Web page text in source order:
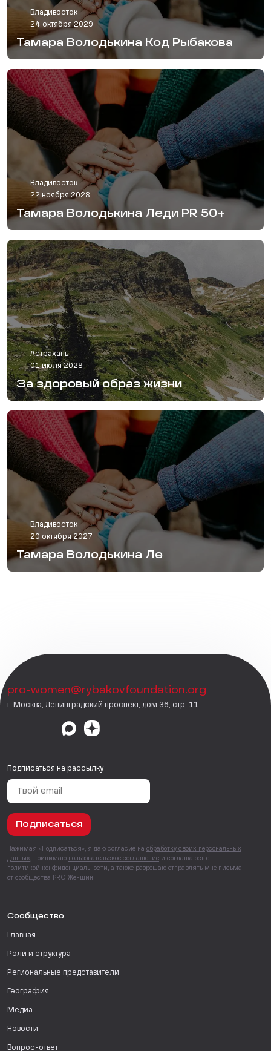
Владивосток
24 октября 2029
Тамара Володькина Код Рыбакова
Владивосток
22 ноября 2028
Тамара Володькина Леди PR 50+
Астрахань
01 июля 2028
За здоровый образ жизни
Владивосток
20 октября 2027
Тамара Володькина Ле
pro-women@rybakovfoundation.org
г. Москва, Ленинградский проспект, дом 36, стр. 11
Подписаться на рассылку
Подписаться
Нажимая «Подписаться», я даю согласие на обработку своих персональных
данных , принимаю пользовательское соглашение и соглашаюсь с
политикой конфиденциальности , а также разрешаю отправлять мне письма
от сообщества PRO Женщин.
Сообщество
Главная
Роли и структура
Региональные представители
География
Медиа
Новости
Вопрос-ответ